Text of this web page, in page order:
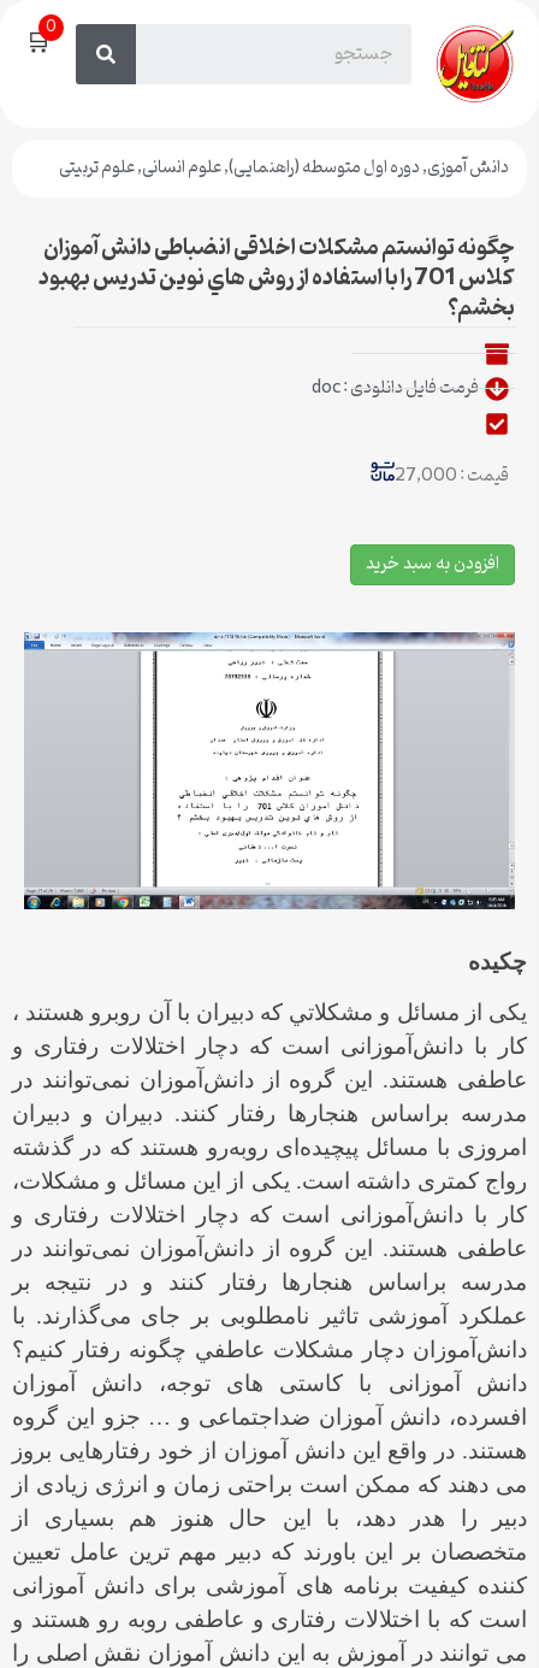
🛒0
دانش آموزی,دوره اول متوسطه (راهنمایی),علوم انسانی,علوم تربیتی
چگونه توانستم مشکلات اخلاقی انضباطی دانش آموزان
کلاس 701 را با استفاده از روش هاي نوين تدريس بهبود
بخشم؟
فرمت فایل دانلودی : doc
قیمت : 27,000
افزودن به سبد خرید
چكيده
یکی از مسائل و مشکلاتي كه دبيران با آن روبرو هستند ،
کار با دانش‌آموزانی است که دچار اختلالات رفتاری و
عاطفی هستند. این گروه از دانش‌آموزان نمی‌توانند در
مدرسه براساس هنجارها رفتار کنند. دبيران و دبیران
امروزی با مسائل پیچیده‌ای روبه‌رو هستند که در گذشته
رواج کمتری داشته است. یکی از این مسائل و مشکلات،
کار با دانش‌آموزانی است که دچار اختلالات رفتاری و
عاطفی هستند. این گروه از دانش‌آموزان نمی‌توانند در
مدرسه براساس هنجارها رفتار کنند و در نتیجه بر
عملکرد آموزشی تاثیر نامطلوبی بر جای می‌گذارند. با
دانش‌آموزان دچار مشكلات عاطفي چگونه رفتار كنيم؟
دانش آموزانی با کاستی های توجه، دانش آموزان
افسرده، دانش آموزان ضداجتماعی و … جزو این گروه
هستند. در واقع این دانش آموزان از خود رفتارهایی بروز
می دهند که ممکن است براحتی زمان و انرژی زیادی از
دبير را هدر دهد، با این حال هنوز هم بسیاری از
متخصصان بر این باورند که دبير مهم ترین عامل تعیین
کننده کیفیت برنامه های آموزشی برای دانش آموزانی
است که با اختلالات رفتاری و عاطفی روبه رو هستند و
می توانند در آموزش به این دانش آموزان نقش اصلی را